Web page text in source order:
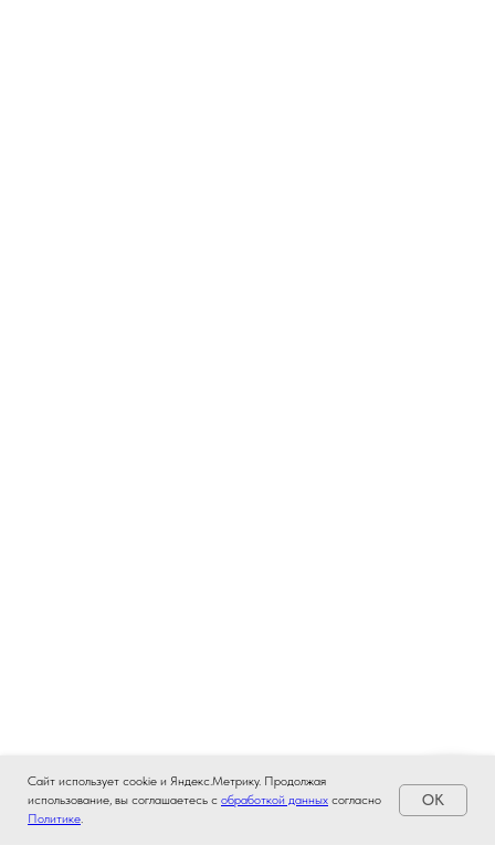
Сайт использует cookie и Яндекс.Метрику. Продолжая
использование, вы соглашаетесь с обработкой данных согласно
Политике.
OK